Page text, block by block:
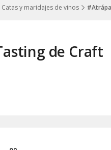
Catas y maridajes de vinos
de Craft